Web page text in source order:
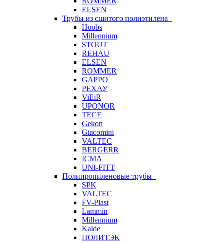
ELSEN
Трубы из сшитого полиэтилена
Hoobs
Millennium
STOUT
REHAU
ELSEN
ROMMER
GAPPO
РЕХАУ
ViEiR
UPONOR
TECE
Gekon
Giacomini
VALTEC
BERGERR
ICMA
UNI-FITT
Полипропиленовые трубы
SPK
VALTEC
FV-Plast
Lammin
Millennium
Kalde
ПОЛИТЭК